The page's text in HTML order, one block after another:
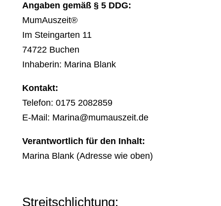
Angaben gemäß § 5 DDG:
MumAuszeit®
Im Steingarten 11
74722 Buchen
Inhaberin: Marina Blank
Kontakt:
Telefon: 0175 2082859
E-Mail: Marina@mumauszeit.de
Verantwortlich für den Inhalt:
Marina Blank (Adresse wie oben)
Streitschlichtung: